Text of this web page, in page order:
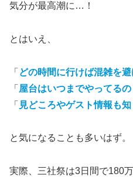
気分が最高潮に…！
とはいえ、
「 どの時間に行けば混雑を避
「 屋台はいつまでやってるの
「 見どころやゲスト情報も知
と気になることも多いはず。
実際、三社祭は3日間で180